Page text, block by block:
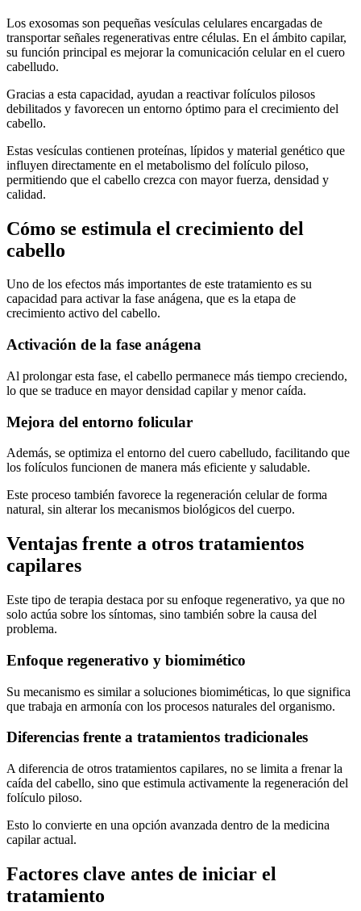
Los exosomas son pequeñas vesículas celulares encargadas de
transportar señales regenerativas entre células. En el ámbito capilar,
su función principal es mejorar la comunicación celular en el cuero
cabelludo.
Gracias a esta capacidad, ayudan a reactivar folículos pilosos
debilitados y favorecen un entorno óptimo para el crecimiento del
cabello.
Estas vesículas contienen proteínas, lípidos y material genético que
influyen directamente en el metabolismo del folículo piloso,
permitiendo que el cabello crezca con mayor fuerza, densidad y
calidad.
Cómo se estimula el crecimiento del
cabello
Uno de los efectos más importantes de este tratamiento es su
capacidad para activar la fase anágena, que es la etapa de
crecimiento activo del cabello.
Activación de la fase anágena
Al prolongar esta fase, el cabello permanece más tiempo creciendo,
lo que se traduce en mayor densidad capilar y menor caída.
Mejora del entorno folicular
Además, se optimiza el entorno del cuero cabelludo, facilitando que
los folículos funcionen de manera más eficiente y saludable.
Este proceso también favorece la regeneración celular de forma
natural, sin alterar los mecanismos biológicos del cuerpo.
Ventajas frente a otros tratamientos
capilares
Este tipo de terapia destaca por su enfoque regenerativo, ya que no
solo actúa sobre los síntomas, sino también sobre la causa del
problema.
Enfoque regenerativo y biomimético
Su mecanismo es similar a soluciones biomiméticas, lo que significa
que trabaja en armonía con los procesos naturales del organismo.
Diferencias frente a tratamientos tradicionales
A diferencia de otros tratamientos capilares, no se limita a frenar la
caída del cabello, sino que estimula activamente la regeneración del
folículo piloso.
Esto lo convierte en una opción avanzada dentro de la medicina
capilar actual.
Factores clave antes de iniciar el
tratamiento